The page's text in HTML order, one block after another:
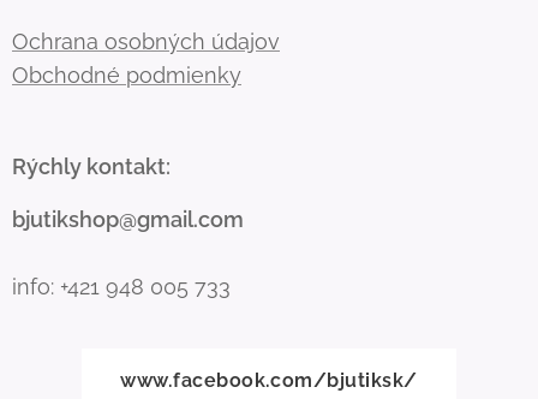
Ochrana osobných údajov
Obchodné podmienky
Rýchly kontakt:
bjutikshop@gmail.com
info: +421 948 005 733
www.facebook.com/bjutiksk/